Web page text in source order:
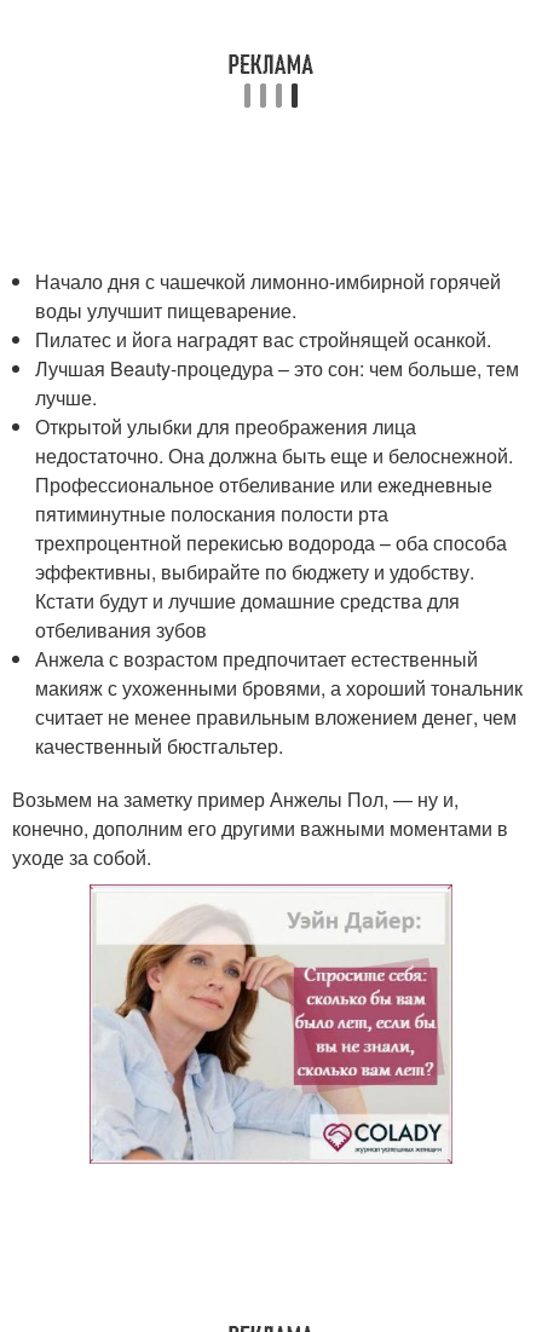
Начало дня с чашечкой лимонно-имбирной горячей
воды улучшит пищеварение.
Пилатес и йога наградят вас стройнящей осанкой.
Лучшая Beauty-процедура – это сон: чем больше, тем
лучше.
Открытой улыбки для преображения лица
недостаточно. Она должна быть еще и белоснежной.
Профессиональное отбеливание или ежедневные
пятиминутные полоскания полости рта
трехпроцентной перекисью водорода – оба способа
эффективны, выбирайте по бюджету и удобству.
Кстати будут и лучшие домашние средства для
отбеливания зубов
Анжела с возрастом предпочитает естественный
макияж с ухоженными бровями, а хороший тональник
считает не менее правильным вложением денег, чем
качественный бюстгальтер.
Возьмем на заметку пример Анжелы Пол, — ну и,
конечно, дополним его другими важными моментами в
уходе за собой.